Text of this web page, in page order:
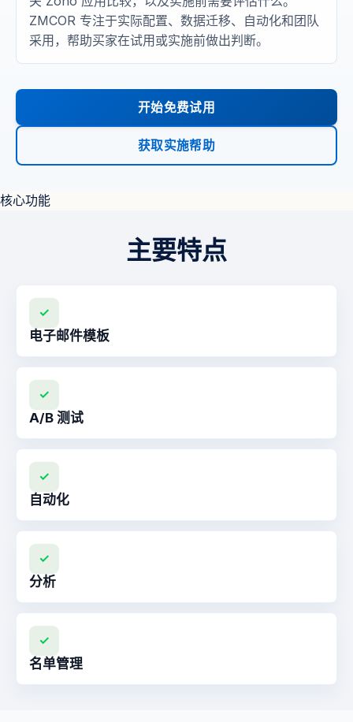
ZMCOR 专注于实际配置、数据迁移、自动化和团队
采用，帮助买家在试用或实施前做出判断。
开始免费试用
获取实施帮助
核心功能
主要特点
✓
电子邮件模板
✓
A/B 测试
✓
自动化
✓
分析
✓
名单管理